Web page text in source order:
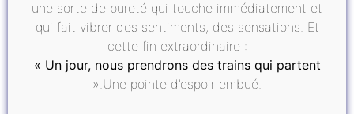
une sorte de pureté qui touche immédiatement et
qui fait vibrer des sentiments, des sensations. Et
cette fin extraordinaire :
« Un jour, nous prendrons des trains qui partent
».Une pointe d’espoir embué.